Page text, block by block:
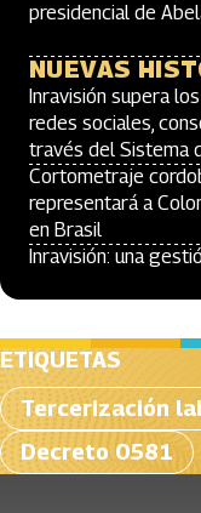
presidencial de
NUEVAS
Inravisión supera
redes sociales,
través del Sistema
Cortometraje
representará a
en Brasil
Inravisión: una
ETIQUETAS
Tercerización
Decreto 0581